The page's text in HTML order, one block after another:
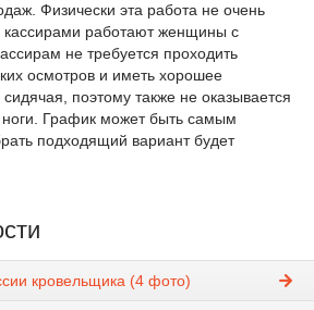
Физически эта работа не очень
кассирами работают женщины с
не требуется проходить
осмотров и иметь хорошее
поэтому также не оказывается
ноги. График может быть самым
подходящий вариант будет
кровельщика (4 фото)